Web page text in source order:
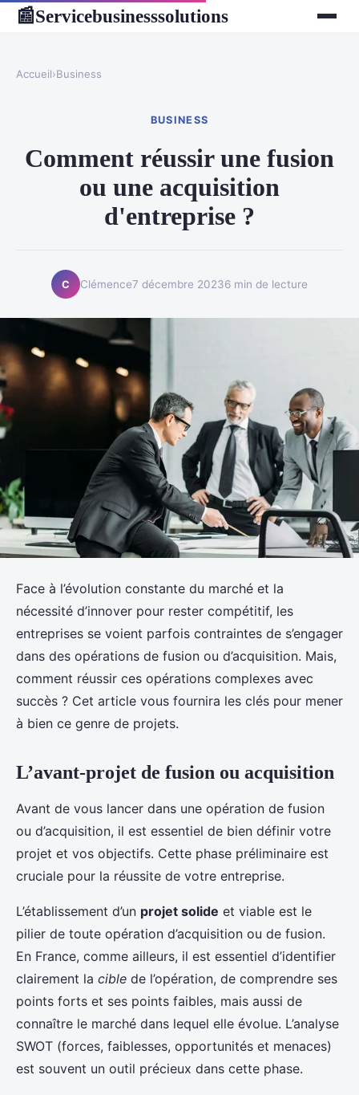
📰Servicebusinesssolutions
Accueil›Business
BUSINESS
Comment réussir une fusion
ou une acquisition
d'entreprise ?
C Clémence7 décembre 20236 min de lecture
Face à l’évolution constante du marché et la
nécessité d’innover pour rester compétitif, les
entreprises se voient parfois contraintes de s’engager
dans des opérations de fusion ou d’acquisition. Mais,
comment réussir ces opérations complexes avec
succès ? Cet article vous fournira les clés pour mener
à bien ce genre de projets.
L’avant-projet de fusion ou acquisition
Avant de vous lancer dans une opération de fusion
ou d’acquisition, il est essentiel de bien définir votre
projet et vos objectifs. Cette phase préliminaire est
cruciale pour la réussite de votre entreprise.
L’établissement d’un projet solide et viable est le
pilier de toute opération d’acquisition ou de fusion.
En France, comme ailleurs, il est essentiel d’identifier
clairement la cible de l’opération, de comprendre ses
points forts et ses points faibles, mais aussi de
connaître le marché dans lequel elle évolue. L’analyse
SWOT (forces, faiblesses, opportunités et menaces)
est souvent un outil précieux dans cette phase.